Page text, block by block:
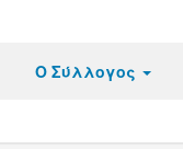
Ο Σύλλογος